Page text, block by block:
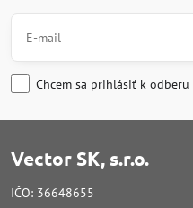
Chcem sa prihlásiť k
Vector SK, s.r.o.
IČO: 36648655